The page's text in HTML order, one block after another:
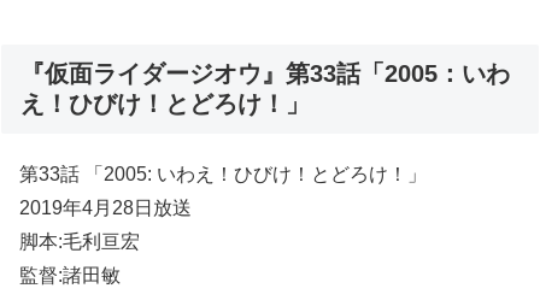
『仮面ライダージオウ』第33話「2005：いわ
え！ひびけ！とどろけ！」
第33話 「2005: いわえ！ひびけ！とどろけ！」
2019年4月28日放送
脚本:毛利亘宏
監督:諸田敏